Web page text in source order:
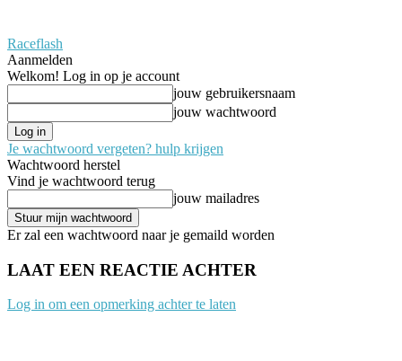
Raceflash
Aanmelden
Welkom! Log in op je account
jouw gebruikersnaam
jouw wachtwoord
Je wachtwoord vergeten? hulp krijgen
Wachtwoord herstel
Vind je wachtwoord terug
jouw mailadres
Er zal een wachtwoord naar je gemaild worden
LAAT EEN REACTIE ACHTER
Log in om een opmerking achter te laten